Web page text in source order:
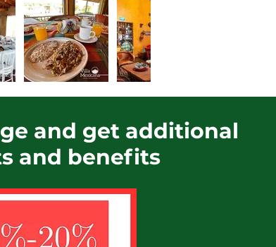
and get additional
and benefits